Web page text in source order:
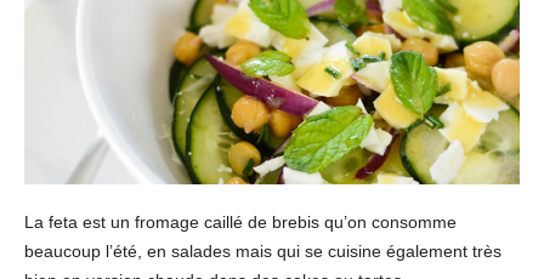
La feta est un fromage caillé de brebis qu’on consomme
beaucoup l’été, en salades mais qui se cuisine également très